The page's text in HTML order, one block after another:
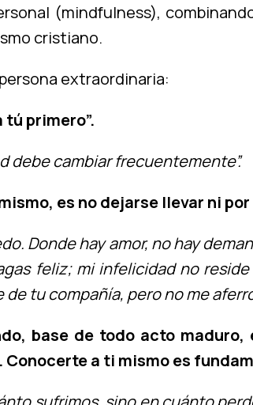
(mindfulness),
cristiano.
extraordinaria:
primero”.
debe cambiar frecuentemente”.
es no dejarse llevar ni
Donde hay amor, no hay
feliz; mi infelicidad no
tu compañía, pero no me aferro
base de todo acto maduro,
a ti mismo es